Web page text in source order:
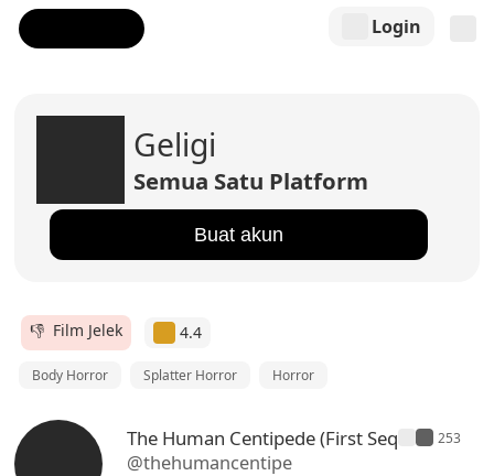
Login
Geligi
Semua Satu Platform
Buat akun
👎 Film Jelek 4.4
Body Horror Splatter Horror Horror
The Human Centipede (First Seq 253
@thehumancentipe